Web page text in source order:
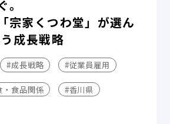
宗家くつわ堂」が選ん
成長戦略
#成長戦略 #従業員雇用
・食品関係 #香川県